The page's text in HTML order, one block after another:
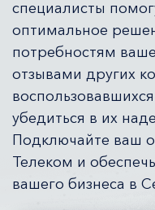
специалисты
оптимальное
потребностям
отзывами других
убедиться в их
Подключайте ваш
Телеком и
вашего бизнеса в